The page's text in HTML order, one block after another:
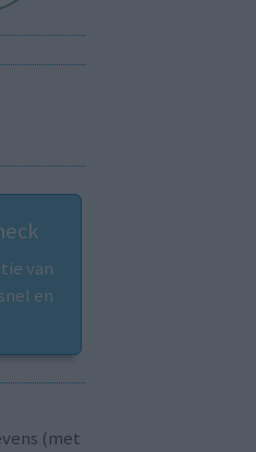
van
en
(met